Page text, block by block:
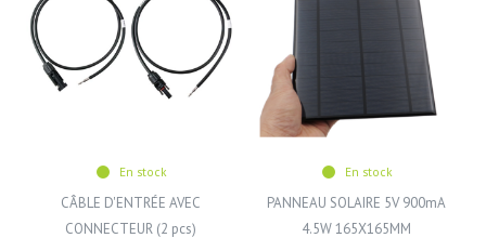
En stock
CÂBLE D'ENTRÉE AVEC
CONNECTEUR (2 pcs)
En stock
PANNEAU SOLAIRE 5V 900mA
4.5W 165X165MM